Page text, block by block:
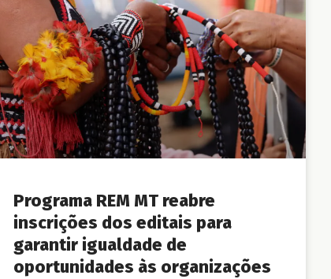
Programa REM MT reabre
inscrições dos editais para
garantir igualdade de
oportunidades às organizações